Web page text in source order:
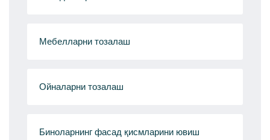
Мебелларни тозалаш
Ойналарни тозалаш
Биноларнинг фасад қисмларини ювиш